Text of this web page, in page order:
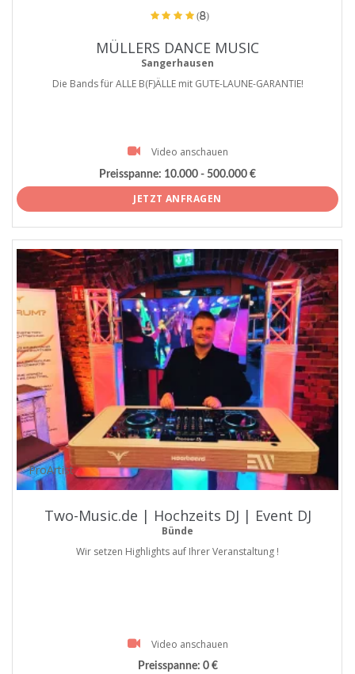
(8)
MÜLLERS DANCE MUSIC
Sangerhausen
Die Bands für ALLE B(F)ÄLLE mit GUTE-LAUNE-GARANTIE!
Video anschauen
Preisspanne: 10.000 - 500.000 €
JETZT ANFRAGEN
ProArtist
Two-Music.de | Hochzeits DJ | Event DJ
Bünde
Wir setzen Highlights auf Ihrer Veranstaltung !
Video anschauen
Preisspanne: 0 €